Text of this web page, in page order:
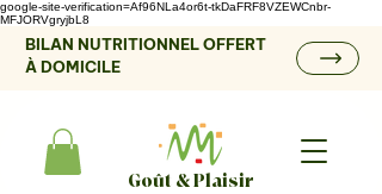
google-site-verification=Af96NLa4or6t-tkDaFRF8VZEWCnbr-
MFJORVgryjbL8
BILAN NUTRITIONNEL OFFERT
À DOMICILE
Goût & Plaisir